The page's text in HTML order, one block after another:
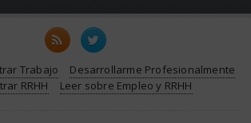
Trabajo
Desarrollarme Profesionalmente
RRHH
Leer sobre Empleo y RRHH